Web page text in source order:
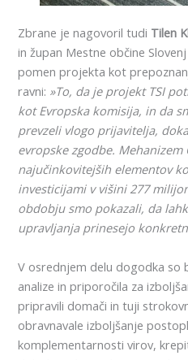
Zbrane je nagovoril tudi Tilen
in župan Mestne občine
pomen projekta kot
ravni: »To, da je projekt TSI
kot Evropska komisija, in da
prevzeli vlogo prijavitelja,
evropske zgodbe. Mehanizem
najučinkovitejših elementov
investicijami v višini 277
obdobju smo pokazali, da
upravljanja prinesejo
V osrednjem delu dogodka so
analize in priporočila za
pripravili domači in tuji
obravnavale izboljšanje
komplementarnosti virov,